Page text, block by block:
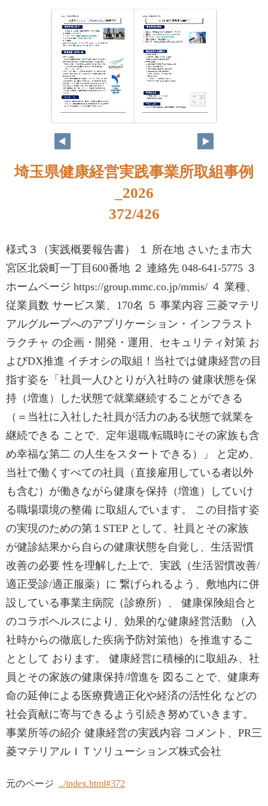
356 357
埼玉県健康経営実践事業所取組事例
_2026
372/426
様式３（実践概要報告書） １ 所在地 さいたま市大
宮区北袋町一丁目600番地 ２ 連絡先 048-641-5775 ３
ホームページ https://group.mmc.co.jp/mmis/ ４ 業種、
従業員数 サービス業、170名 ５ 事業内容 三菱マテリ
アルグループへのアプリケーション・インフラスト
ラクチャ の企画・開発・運用、セキュリティ対策 お
よびDX推進 イチオシの取組！当社では健康経営の目
指す姿を「社員一人ひとりが入社時の 健康状態を保
持（増進）した状態で就業継続することができる
（＝当社に入社した社員が活力のある状態で就業を
継続できる ことで、定年退職/転職時にその家族も含
め幸福な第二 の人生をスタートできる）」 と定め、
当社で働くすべての社員（直接雇用している者以外
も含む）が働きながら健康を保持（増進）していけ
る職場環境の整備 に取組んでいます。 この目指す姿
の実現のための第１STEP として、社員とその家族
が健診結果から自らの健康状態を自覚し、生活習慣
改善の必要 性を理解した上で、実践（生活習慣改善/
適正受診/適正服薬）に 繋げられるよう、敷地内に併
設している事業主病院（診療所）、 健康保険組合と
のコラボヘルスにより、効果的な健康経営活動 （入
社時からの徹底した疾病予防対策他）を推進するこ
ととして おります。 健康経営に積極的に取組み、社
員とその家族の健康保持/増進を 図ることで、健康寿
命の延伸による医療費適正化や経済の活性化 などの
社会貢献に寄与できるよう引続き努めていきます。
事業所等の紹介 健康経営の実践内容 コメント、PR三
菱マテリアルＩＴソリューションズ株式会社
元のページ ../index.html#372